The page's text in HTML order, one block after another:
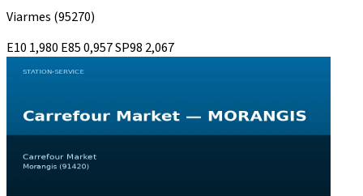
Viarmes (95270)
E10 1,980 E850,957SP98 2,067